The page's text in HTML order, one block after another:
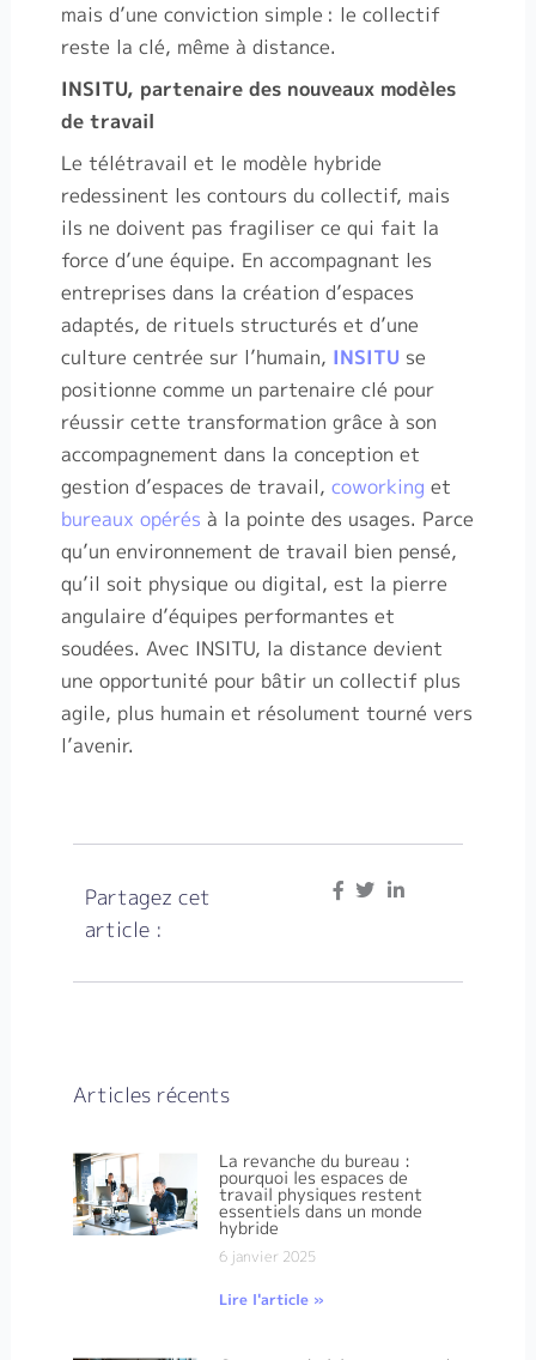
mais d’une conviction simple : le collectif
reste la clé, même à distance.
INSITU, partenaire des nouveaux modèles
de travail
Le télétravail et le modèle hybride
redessinent les contours du collectif, mais
ils ne doivent pas fragiliser ce qui fait la
force d’une équipe. En accompagnant les
entreprises dans la création d’espaces
adaptés, de rituels structurés et d’une
culture centrée sur l’humain, INSITU se
positionne comme un partenaire clé pour
réussir cette transformation grâce à son
accompagnement dans la conception et
gestion d’espaces de travail,coworking et
bureaux opérés à la pointe des usages. Parce
qu’un environnement de travail bien pensé,
qu’il soit physique ou digital, est la pierre
angulaire d’équipes performantes et
soudées. Avec INSITU, la distance devient
une opportunité pour bâtir un collectif plus
agile, plus humain et résolument tourné vers
l’avenir.
Partagez cet
article :
Articles récents
La revanche du bureau :
pourquoi les espaces de
travail physiques restent
essentiels dans un monde
hybride
6 janvier 2025
Lire l'article »